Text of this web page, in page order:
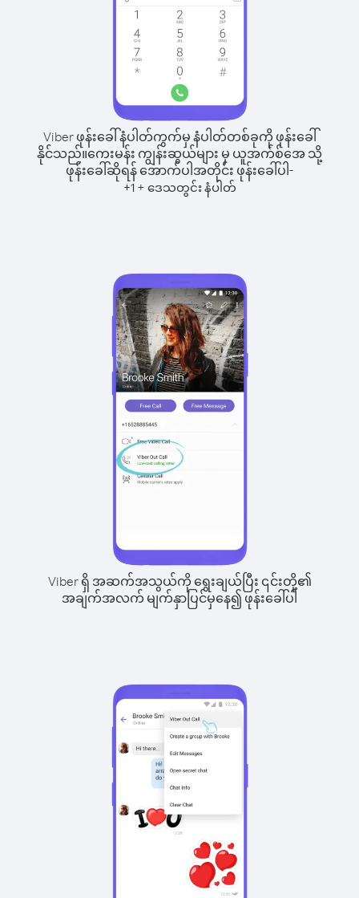
Viber ဖုန်းခေါ်နံပါတ်ကွက်မှ နံပါတ်တစ်ခုကို ဖုန်းခေါ်
နိုင်သည်။ကေးမန်း ကျွန်းဆွယ်များ မှ ယူအက်စ်အေ သို့
ဖုန်းခေါ်ဆိုရန် အောက်ပါအတိုင်း ဖုန်းခေါ်ပါ-
+1+ ဒေသတွင်း နံပါတ်
Viber ရှိ အဆက်အသွယ်ကို ရွေးချယ်ပြီး ၎င်းတို့၏
အချက်အလက် မျက်နှာပြင်မှနေ၍ ဖုန်းခေါ်ပါ